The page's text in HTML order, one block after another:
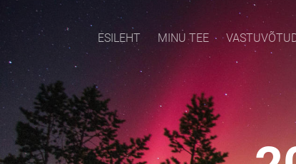
ESILEHT MINU TEE